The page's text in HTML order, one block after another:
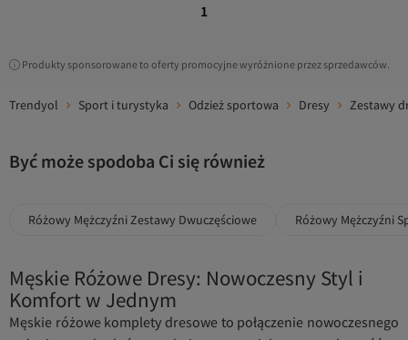
1
Produkty sponsorowane to oferty promocyjne wyróżnione przez sprzedawców.
Trendyol Sport i turystyka Odzież sportowa Dresy Zestawy
Być może spodoba Ci się również
Różowy Mężczyźni Zestawy Dwuczęściowe Różowy Mężczyźni
Męskie Różowe Dresy: Nowoczesny Styl i
Komfort w Jednym
Męskie różowe komplety dresowe to połączenie nowoczesnego